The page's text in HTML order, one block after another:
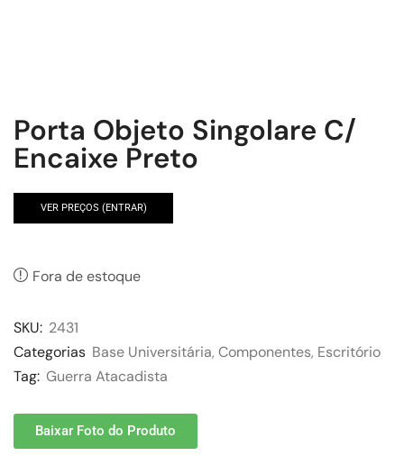
Porta Objeto Singolare C/
Encaixe Preto
VER PREÇOS (ENTRAR)
Fora de estoque
SKU: 2431
Categorias Base Universitária, Componentes, Escritório
Tag: Guerra Atacadista
Baixar Foto do Produto